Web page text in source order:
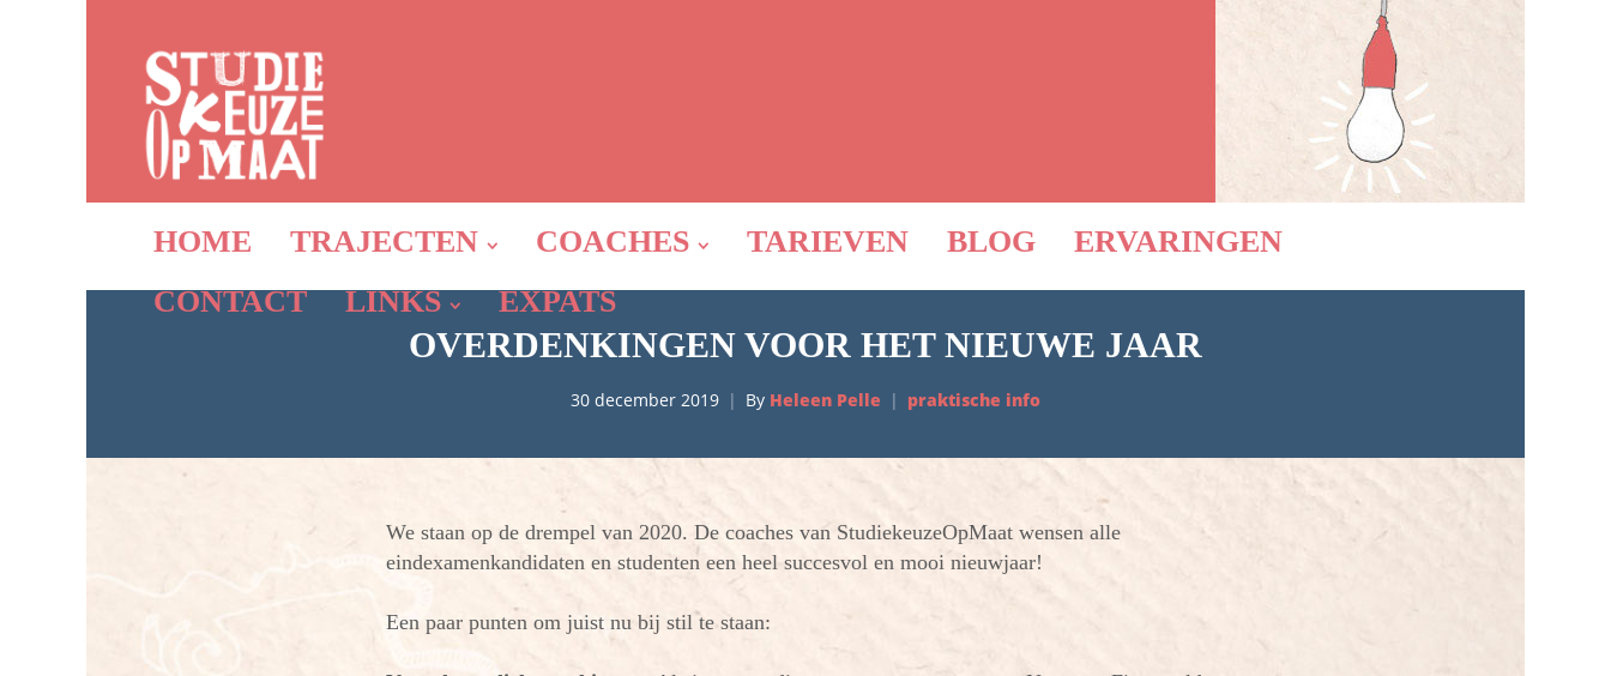
HOME TRAJECTEN COACHES TARIEVEN BLOG
ERVARINGEN
CONTACT
LINKS EXPATS
OVERDENKINGEN VOOR HET NIEUWE JAAR
30 december 2019 By Heleen Pelle praktische info
We staan op de drempel van 2020. De coaches van StudiekeuzeOpMaat wensen alle
eindexamenkandidaten en studenten een heel succesvol en mooi nieuwjaar!
Een paar punten om juist nu bij stil te staan: